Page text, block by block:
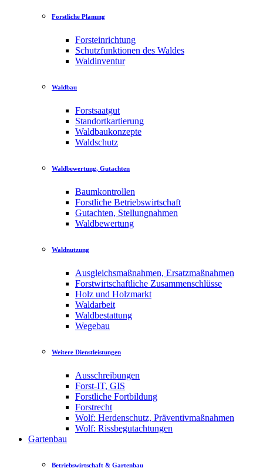
Forstliche Planung
Forsteinrichtung
Schutzfunktionen des Waldes
Waldinventur
Waldbau
Forstsaatgut
Standortkartierung
Waldbaukonzepte
Waldschutz
Waldbewertung, Gutachten
Baumkontrollen
Forstliche Betriebswirtschaft
Gutachten, Stellungnahmen
Waldbewertung
Waldnutzung
Ausgleichsmaßnahmen, Ersatzmaßnahmen
Forstwirtschaftliche Zusammenschlüsse
Holz und Holzmarkt
Waldarbeit
Waldbestattung
Wegebau
Weitere Dienstleistungen
Ausschreibungen
Forst-IT, GIS
Forstliche Fortbildung
Forstrecht
Wolf: Herdenschutz, Präventivmaßnahmen
Wolf: Rissbegutachtungen
Gartenbau
Betriebswirtschaft & Gartenbau